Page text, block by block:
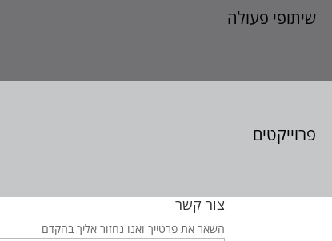
שיתופי פעולה
פרוייקטים
צור קשר
השאר את פרטייך ואנו נחזור אליך בהקדם